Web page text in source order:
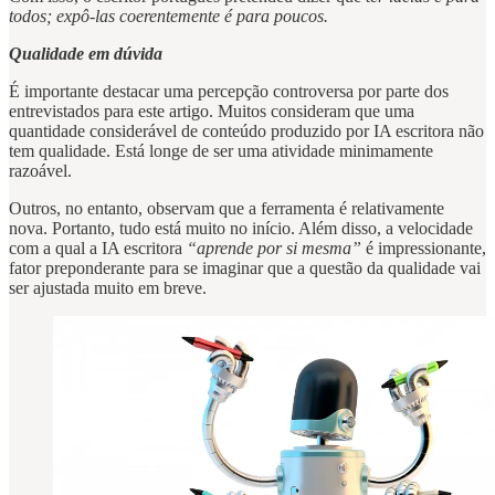
todos; expô-las coerentemente é para poucos.
Qualidade em dúvida
É importante destacar uma percepção controversa por parte dos
entrevistados para este artigo. Muitos consideram que uma
quantidade considerável de conteúdo produzido por IA escritora não
tem qualidade. Está longe de ser uma atividade minimamente
razoável.
Outros, no entanto, observam que a ferramenta é relativamente
nova. Portanto, tudo está muito no início. Além disso, a velocidade
com a qual a IA escritora “aprende por si mesma” é impressionante,
fator preponderante para se imaginar que a questão da qualidade vai
ser ajustada muito em breve.